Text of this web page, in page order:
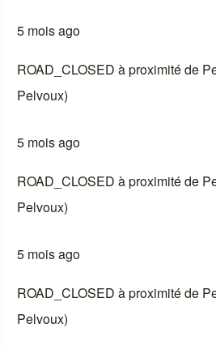
5 mois ago
ROAD_CLOSED à proximité de
Pelvoux)
5 mois ago
ROAD_CLOSED à proximité de
Pelvoux)
5 mois ago
ROAD_CLOSED à proximité de
Pelvoux)